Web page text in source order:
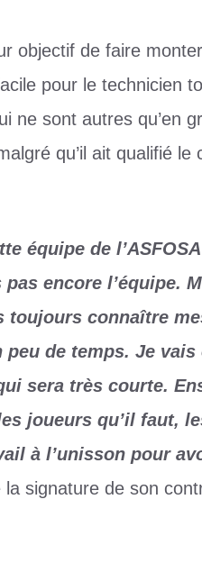
objectif de faire
pour le technicien
ne sont autres qu’en
qu’il ait qualifié le
équipe de
encore l’équipe.
connaître
de temps. Je
sera très courte.
joueurs qu’il faut,
à l’unisson pour
la signature de son